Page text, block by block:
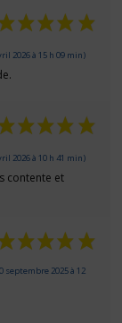
2026 à 15 h 09 min)
2026 à 10 h 41 min)
contente et
septembre 2025 à 12